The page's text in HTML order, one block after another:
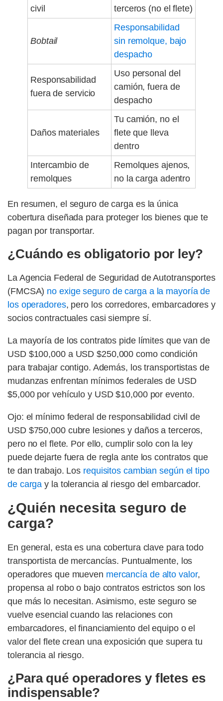
civil
terceros (no el flete)
Bobtail
Responsabilidad
sin remolque, bajo
despacho
Responsabilidad
fuera de servicio
Uso personal del
camión, fuera de
despacho
Daños materiales
Tu camión, no el
flete que lleva
dentro
Intercambio de
remolques
Remolques ajenos,
no la carga adentro
En resumen, el seguro de carga es la única
cobertura diseñada para proteger los bienes que te
pagan por transportar.
¿Cuándo es obligatorio por ley?
La Agencia Federal de Seguridad de Autotransportes
(FMCSA) no exige seguro de carga a la mayoría de
los operadores, pero los corredores, embarcadores y
socios contractuales casi siempre sí.
La mayoría de los contratos pide límites que van de
USD $100,000 a USD $250,000 como condición
para trabajar contigo. Además, los transportistas de
mudanzas enfrentan mínimos federales de USD
$5,000 por vehículo y USD $10,000 por evento.
Ojo: el mínimo federal de responsabilidad civil de
USD $750,000 cubre lesiones y daños a terceros,
pero no el flete. Por ello, cumplir solo con la ley
puede dejarte fuera de regla ante los contratos que
te dan trabajo. Los requisitos cambian según el tipo
de carga y la tolerancia al riesgo del embarcador.
¿Quién necesita seguro de
carga?
En general, esta es una cobertura clave para todo
transportista de mercancías. Puntualmente, los
operadores que mueven mercancía de alto valor,
propensa al robo o bajo contratos estrictos son los
que más lo necesitan. Asimismo, este seguro se
vuelve esencial cuando las relaciones con
embarcadores, el financiamiento del equipo o el
valor del flete crean una exposición que supera tu
tolerancia al riesgo.
¿Para qué operadores y fletes es
indispensable?